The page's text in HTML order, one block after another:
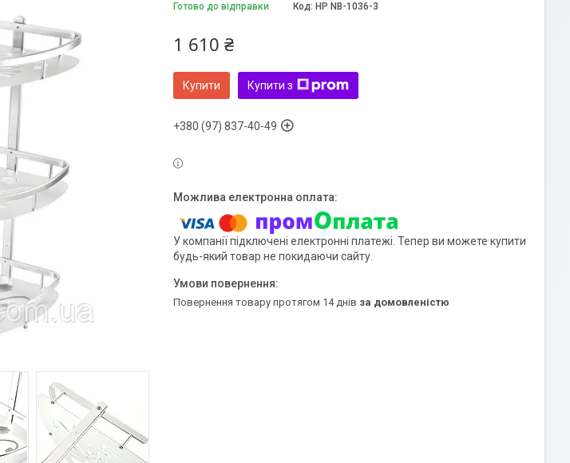
Готово до відправки Код: HP NB-1036-3
1 610 ₴
Купити Купити з
+380 (97) 837-40-49
У компанії підключені електронні платежі. Тепер ви можете купити
будь-який товар не покидаючи сайту.
повернення товару протягом 14 днів за домовленістю